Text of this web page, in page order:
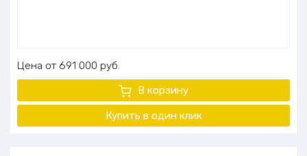
Цена 691 000 руб.
В корзину
Купить в один клик